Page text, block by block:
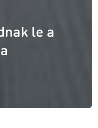
le a